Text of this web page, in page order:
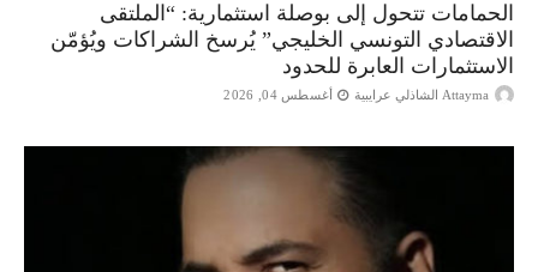
الحمامات تتحول إلى بوصلة استثمارية: “الملتقى
الاقتصادي التونسي الخليجي” يُرسخ الشراكات ويُؤمّن
الاستثمارات العابرة للحدود
Attayma الشاذلي عرايبية أغسطس 04, 2026